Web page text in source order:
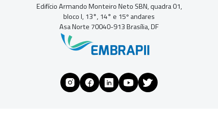
Edifício Armando Monteiro Neto SBN, quadra 01,
bloco I, 13°, 14° e 15º andares
Asa Norte 70040-913 Brasília, DF